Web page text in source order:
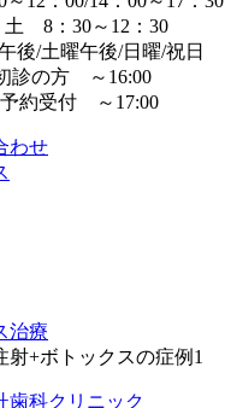
30～12：30
/土曜午後/日曜/祝日
診の方 ～16:00
～17:00
治療
射+ボトックスの症例1